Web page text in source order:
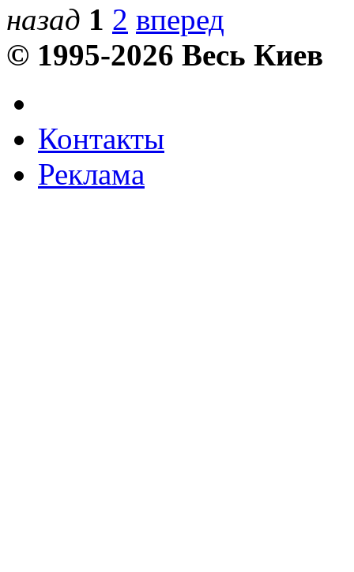
назад 1 2 вперед
© 1995-2026 Весь Киев
Контакты
Реклама